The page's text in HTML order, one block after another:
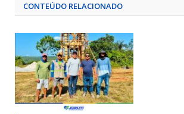
CONTEÚDO RELACIONADO